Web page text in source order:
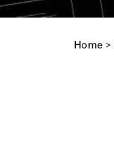
Home >